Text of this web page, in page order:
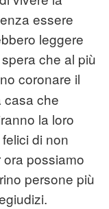
essere
leggere
che al più
coronare il
casa che
la loro
di non
possiamo
persone più